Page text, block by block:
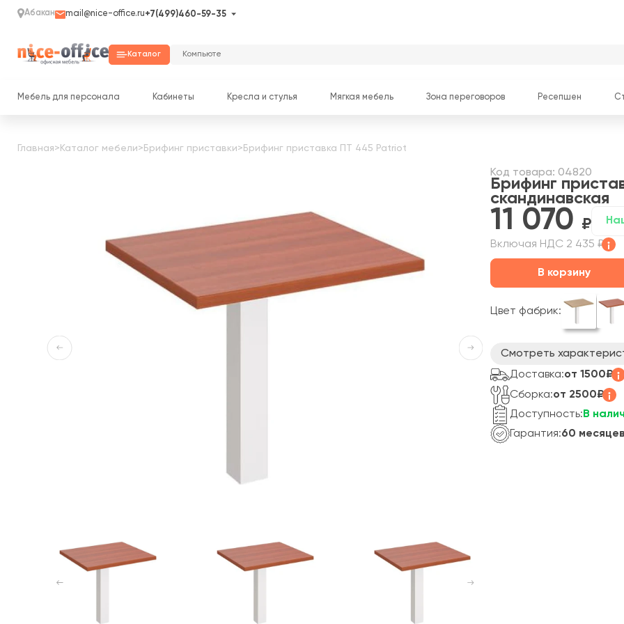
Абакан mail@nice-office.ru+7(499)460-59-35
Каталог
Мебель для персонала Кабинеты Кресла и стулья Мягкая мебель Зона переговоров Ресепшен
Главная> Каталог мебели> Брифинг приставки> Брифинг приставка ПТ 445 Patriot
Код товара: 04820
Брифинг
скандинавская
11 070
Включая НДС 2 435 ₽
В корзину
Цвет фабрик:
Смотреть
Доставка:от 1500₽
Сборка:от 2500₽
Доступность: В
Гарантия:60 месяцев